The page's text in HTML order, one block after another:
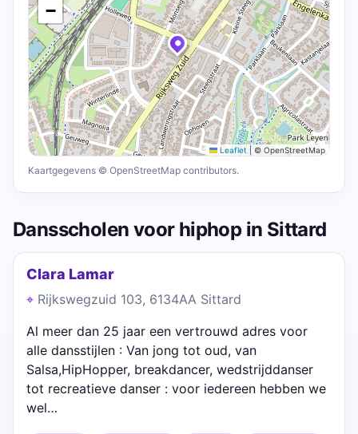
−
Leaflet | © OpenStreetMap
Kaartgegevens © OpenStreetMap contributors.
Dansscholen voor hiphop in Sittard
Clara Lamar
Rijkswegzuid 103, 6134AA Sittard
Al meer dan 25 jaar een vertrouwd adres voor
alle dansstijlen : Van jong tot oud, van
Salsa,HipHopper, breakdancer, wedstrijddanser
tot recreatieve danser : voor iedereen hebben we
wel…